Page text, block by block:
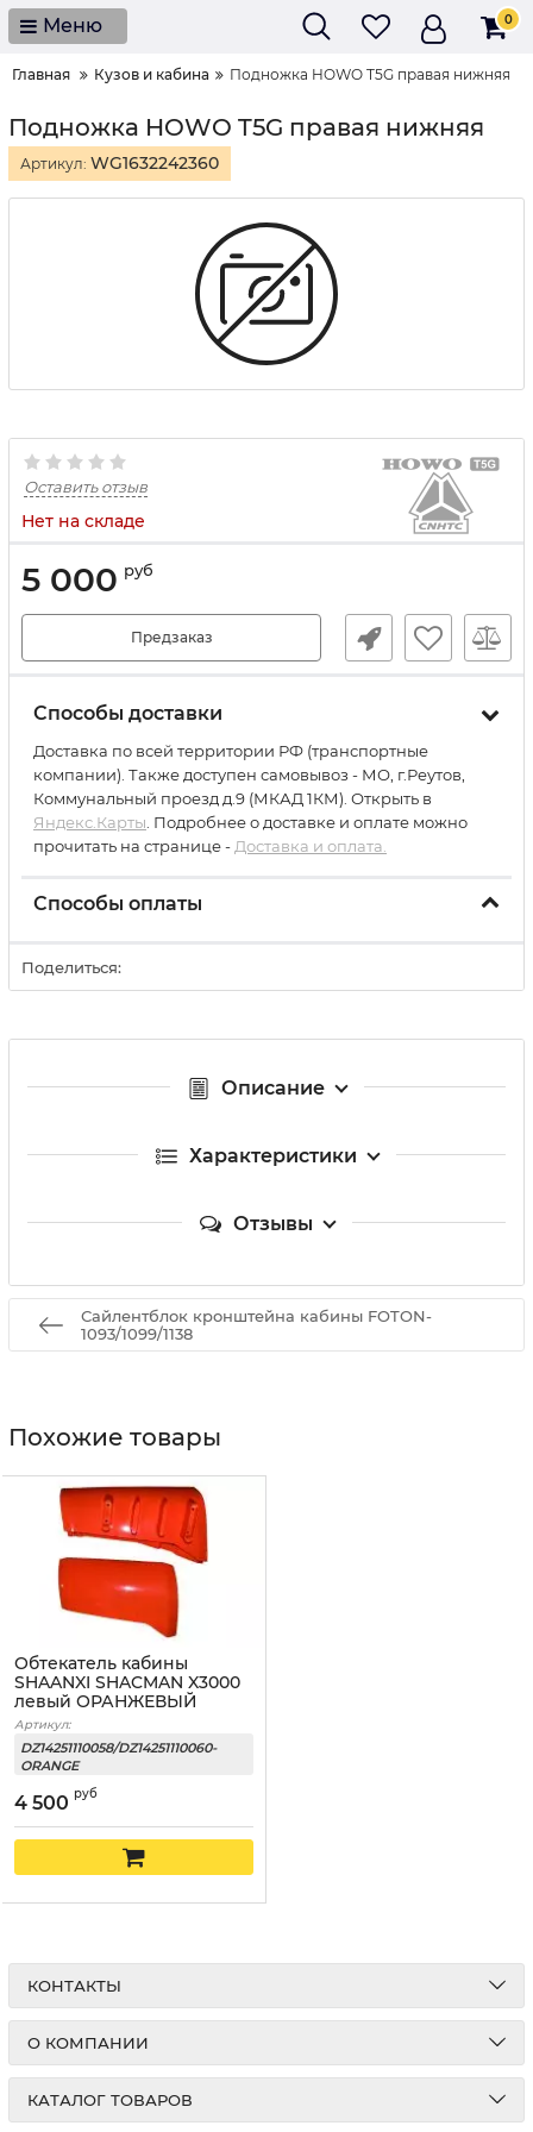
Меню 0
Главная Кузов и кабина Подножка HOWO T5G правая нижняя
Подножка HOWO T5G правая нижняя
Артикул: WG1632242360
Оставить отзыв
Нет на складе
5 000 руб
Предзаказ
Способы доставки
Доставка по всей территории РФ (транспортные
компании). Также доступен самовывоз - МО, г.Реутов,
Коммунальный проезд д.9 (МКАД 1КМ). Открыть в
Яндекс.Карты . Подробнее о доставке и оплате можно
прочитать на странице - Доставка и оплата.
Способы оплаты
Поделиться:
Описание
Характеристики
Отзывы
Сайлентблок кронштейна кабины FOTON-
1093/1099/1138
Похожие товары
Обтекатель кабины
SHAANXI SHACMAN X3000
левый ОРАНЖЕВЫЙ
Артикул:
DZ14251110058/DZ14251110060-
ORANGE
4 500 руб
КОНТАКТЫ
О КОМПАНИИ
КАТАЛОГ ТОВАРОВ